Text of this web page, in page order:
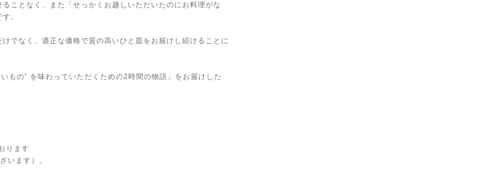
ことなく、また「せっかくお越しいただいたのにお料理がな
。
でなく、適正な価格で質の高いひと皿をお届けし続けることに
もの” を味わっていただくための2時間の物語」をお届けした
ります
います）。